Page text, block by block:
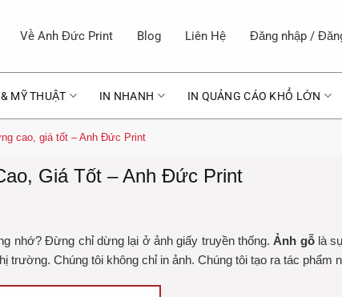
Về Anh Đức Print Blog Liên Hệ Đăng nhập /
MỸ THUẬT IN NHANH IN QUẢNG CÁO KHỔ LỚN
cao, giá tốt – Anh Đức Print
Giá Tốt – Anh Đức Print
nhớ? Đừng chỉ dừng lại ở ảnh giấy truyền thống. Ảnh gỗlà
Chúng tôi không chỉ in ảnh. Chúng tôi tạo ra tác phẩm